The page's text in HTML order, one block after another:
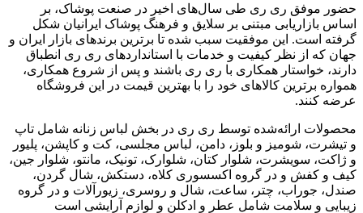
حضور موفق ری ری طی سال‌های اخیر در صنعت پوشاک، بر
اساس بازاریابی مبتنی بر سلایق و فرهنگ پوشاک ایرانیان شکل‌
گرفته است. این موفقیت سبب شده تا برترین برندهای بازار ایران و
جهان که از نظر کیفیت و خدمات با استانداردهای ری ری انطباق
دارند، خواستار همکاری با ری ری باشند و پس از شروع همکاری،
همواره برترین کالاهای خود را با بهترین قیمت در این فروشگاه
عرضه کنند.
محصولات ارائه‌شده توسط ری ری در بخش لباس زنانه شامل تاپ
و تیشرت، شومیز و بلوز، دامن، لباس مجلسی، کت و کاپشن، پلیور
و ژاکت، سویشرت، شلوار کتان، شلوارک، تونیک، مانتو، شلوار جین،
کیف و کفش و در گروه اکسسوری کلاه، دستکش، شال گردن،
صندل، جوراب، چتر، ساعت، شال و روسری، زیورآلات و در گروه
زیبایی و سلامت شامل عطر و ادکلن و لوازم آرایشی است